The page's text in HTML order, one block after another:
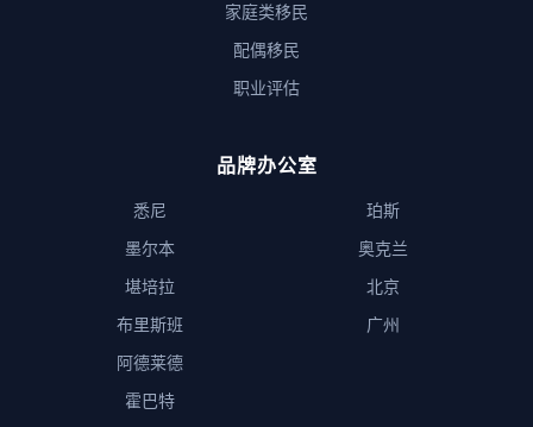
家庭类移民
配偶移民
职业评估
品牌办公室
悉尼
墨尔本
堪培拉
布里斯班
阿德莱德
霍巴特
珀斯
奥克兰
北京
广州